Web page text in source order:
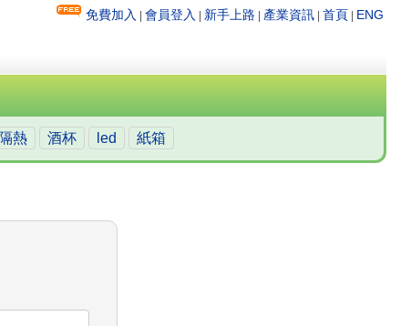
免費加入 |會員登入 新手上路 產業資訊 |首頁 ENG
隔熱 酒杯 led 紙箱